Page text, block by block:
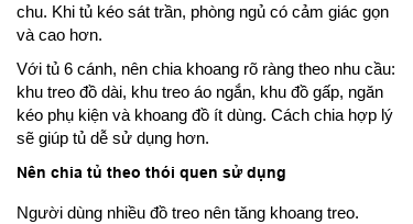
chu. Khi tủ kéo sát trần, phòng ngủ có cảm giác gọn
và cao hơn.
Với tủ 6 cánh, nên chia khoang rõ ràng theo nhu cầu:
khu treo đồ dài, khu treo áo ngắn, khu đồ gấp, ngăn
kéo phụ kiện và khoang đồ ít dùng. Cách chia hợp lý
sẽ giúp tủ dễ sử dụng hơn.
Nên chia tủ theo thói quen sử dụng
Người dùng nhiều đồ treo nên tăng khoang treo.